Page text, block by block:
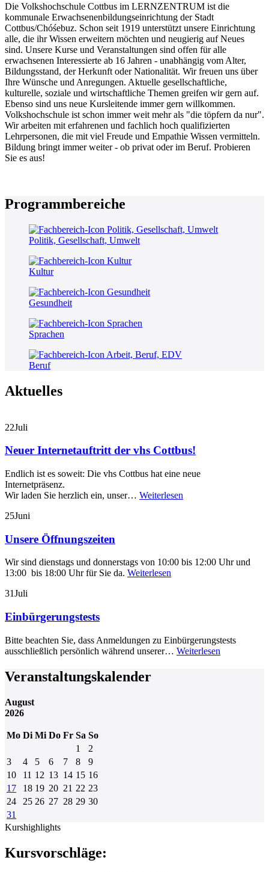
Die Volkshochschule Cottbus im LERNZENTRUM ist die
kommunale Erwachsenenbildungseinrichtung der Stadt
Cottbus/Chóśebuz. Schon seit 1919 unterstützt unsere Einrichtung
alle, die ihr Wissen erweitern möchten und neugierig auf Neues
sind. Unsere Kurse und Veranstaltungen sind offen für alle
erwachsenen Interessierte ab 16 Jahren - unabhängig vom Alter,
Bildungsstand, der Herkunft oder Nationalität. Wir freuen uns über
Ihre Wünsche und Anregungen. Aktuelle gesellschaftliche,
kulturelle, soziale und wirtschaftliche Themen greifen wir gern auf.
Ebenso sind uns neue Kursleitende immer gern willkommen.
Volkshochschule ist schon immer weit mehr als "die töpfern da nur".
Wir arbeiten mit erfahrenen und fachlich hoch qualifizierten
Lehrpersonen, die mit viel Freude und Empathie Wissen vermitteln.
Bildung bringt immer weiter - ob privat oder im Beruf. Probieren
Sie es aus!
Programmbereiche
Politik, Gesellschaft, Umwelt
Kultur
Gesundheit
Sprachen
Beruf
Aktuelles
22Juli
Neuer Internetauftritt der vhs Cottbus!
Endlich ist es soweit: Die vhs Cottbus hat eine neue
Internetpräsenz.
Wir laden Sie herzlich ein, unser… Weiterlesen
25Juni
Unsere Öffnungszeiten
Wir sind dienstags und donnerstags von 10:00 bis 12:00 Uhr und
13:00 bis 18:00 Uhr für Sie da. Weiterlesen
31Juli
Einbürgerungstests
Bitte beachten Sie, dass Anmeldungen zu Einbürgerungstests
ausschließlich persönlich während unserer… Weiterlesen
Veranstaltungskalender
August
2026
Mo Di Mi Do Fr Sa So
1
2
3
4 5 6 7 8
9
10
11 12 13 14 15 16
17
18 19 20 21 22 23
24
25 26 27 28 29 30
31
Kurshighlights
Kursvorschläge: